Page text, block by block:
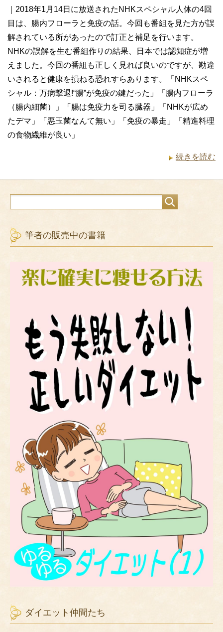
｜2018年1月14日に放送されたNHKスペシャル人体の4回
目は、腸内フローラと免疫の話。今回も番組を見た方が誤
解されている所があったので訂正と補足を行います。
NHKの誤解を生む番組作りの結果、日本では認知症が増
えました。今回の番組も正しく見れば良いのですが、勘違
いされると健康を損ねる恐れすらあります。「NHKスペ
シャル：万病撃退!“腸”が免疫の鍵だった」「腸内フローラ
（腸内細菌）」「腸は免疫力を司る臓器」「NHKが広め
たデマ」「悪玉菌なんて無い」「免疫の暴走」「精進料理
の食物繊維が良い」
続きを読む
筆者の販売中の書籍
ダイエット仲間たち